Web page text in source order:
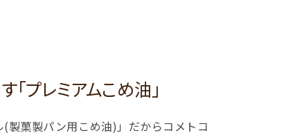
プレミアムこめ油」
(製菓製パン用こめ油)」だからコメトコ